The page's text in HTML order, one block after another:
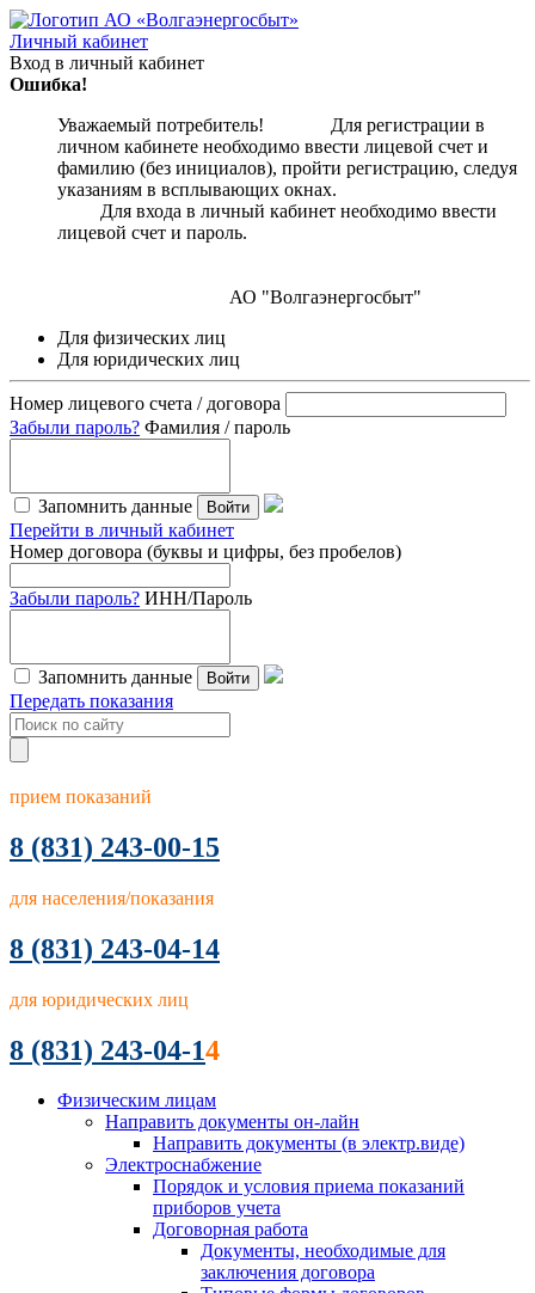
Личный кабинет
Вход в личный кабинет
Ошибка!
Уважаемый потребитель! Для регистрации в
личном кабинете необходимо ввести лицевой счет и
фамилию (без инициалов), пройти регистрацию, следуя
указаниям в всплывающих окнах.
Для входа в личный кабинет необходимо ввести
лицевой счет и пароль.
АО "Волгаэнергосбыт"
Для физических лиц
Для юридических лиц
Номер лицевого счета / договора
Забыли пароль? Фамилия / пароль
Запомнить данные Войти
Перейти в личный кабинет
Номер договора (буквы и цифры, без пробелов)
Забыли пароль? ИНН/Пароль
Запомнить данные Войти
Передать показания
прием показаний
8 (831) 243-00-15
для населения/показания
8 (831) 243-04-14
для юридических лиц
8 (831) 243-04-14
Физическим лицам
Направить документы он-лайн
Направить документы (в электр.виде)
Электроснабжение
Порядок и условия приема показаний
приборов учета
Договорная работа
Документы, необходимые для
заключения договора